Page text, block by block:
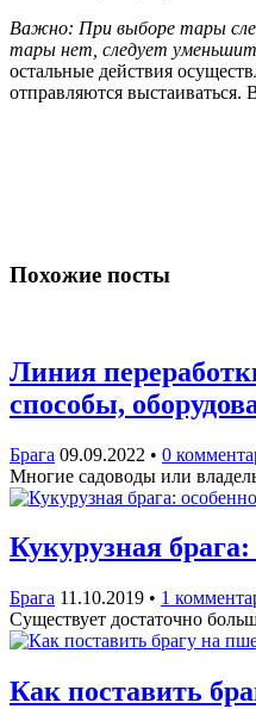
Важно: При выборе тары
тары нет, следует
остальные действия
отправляются выстаиваться.
Похожие посты
Линия
способы,
Брага 09.09.2022 • 0
Многие садоводы или
Кукурузная
Брага 11.10.2019 • 1
Существует достаточно
Как поставить